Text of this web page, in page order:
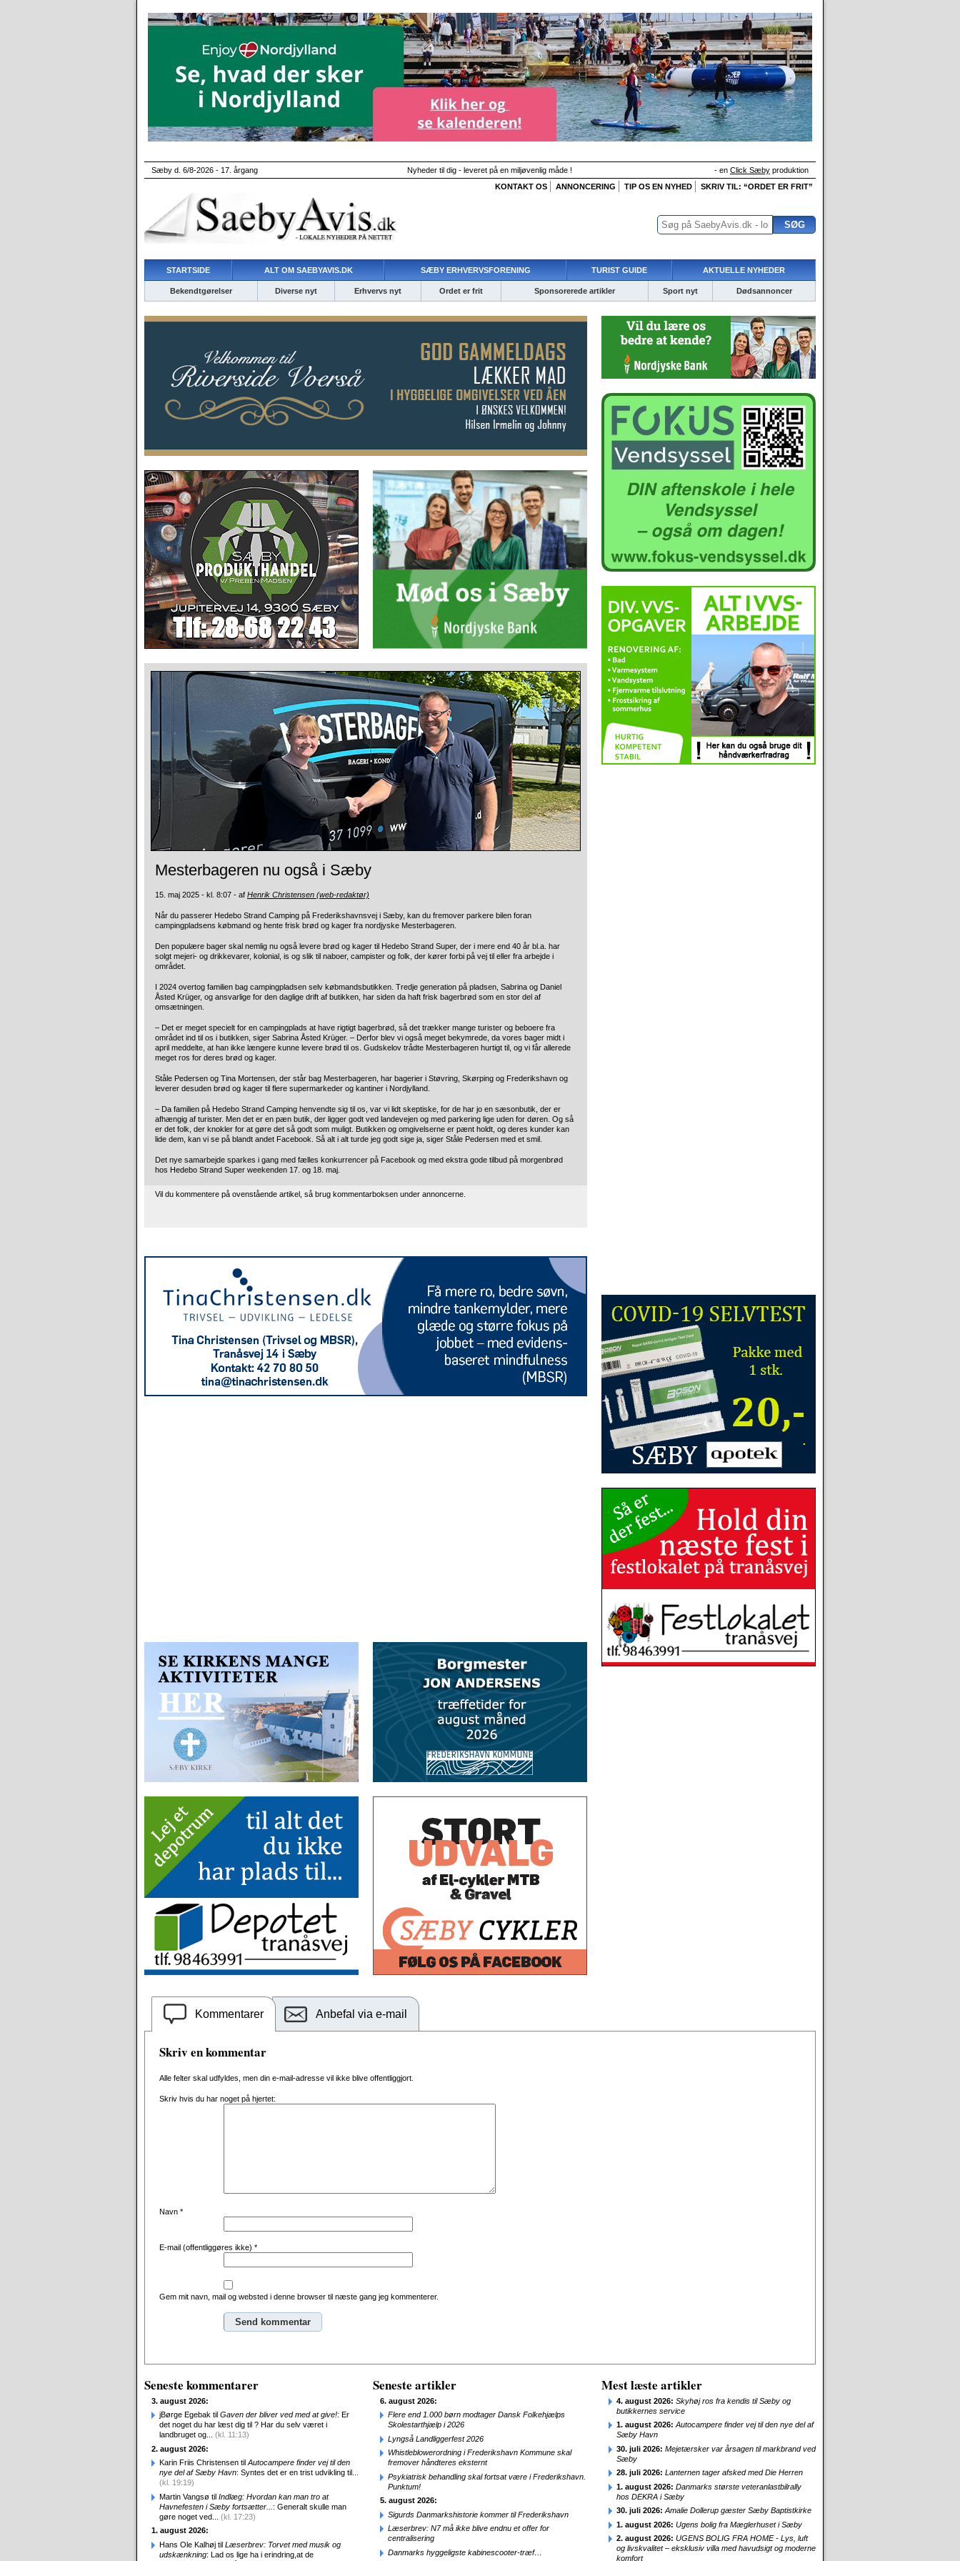
Sæby d. 6/8-2026 - 17. årgang Nyheder til dig - leveret på en miljøvenlig måde ! - en Click Sæby produktion
KONTAKT OS
ANNONCERING TIP OS EN NYHED SKRIV TIL: “ORDET ER FRIT”
STARTSIDE ALT OM SAEBYAVIS.DK SÆBY ERHVERVSFORENING TURIST GUIDE AKTUELLE NYHEDER
Bekendtgørelser Diverse nyt Erhvervs nyt Ordet er frit Sponsorerede artikler Sport nyt Dødsannoncer
Mesterbageren nu også i Sæby
15. maj 2025 - kl. 8:07 - af Henrik Christensen (web-redaktør)
Når du passerer Hedebo Strand Camping på Frederikshavnsvej i Sæby, kan du fremover parkere bilen foran
campingpladsens købmand og hente frisk brød og kager fra nordjyske Mesterbageren.
Den populære bager skal nemlig nu også levere brød og kager til Hedebo Strand Super, der i mere end 40 år bl.a. har
solgt mejeri- og drikkevarer, kolonial, is og slik til naboer, campister og folk, der kører forbi på vej til eller fra arbejde i
området.
I 2024 overtog familien bag campingpladsen selv købmandsbutikken. Tredje generation på pladsen, Sabrina og Daniel
Åsted Krüger, og ansvarlige for den daglige drift af butikken, har siden da haft frisk bagerbrød som en stor del af
omsætningen.
– Det er meget specielt for en campingplads at have rigtigt bagerbrød, så det trækker mange turister og beboere fra
området ind til os i butikken, siger Sabrina Åsted Krüger. – Derfor blev vi også meget bekymrede, da vores bager midt i
april meddelte, at han ikke længere kunne levere brød til os. Gudskelov trådte Mesterbageren hurtigt til, og vi får allerede
meget ros for deres brød og kager.
Ståle Pedersen og Tina Mortensen, der står bag Mesterbageren, har bagerier i Støvring, Skørping og Frederikshavn og
leverer desuden brød og kager til flere supermarkeder og kantiner i Nordjylland.
– Da familien på Hedebo Strand Camping henvendte sig til os, var vi lidt skeptiske, for de har jo en sæsonbutik, der er
afhængig af turister. Men det er en pæn butik, der ligger godt ved landevejen og med parkering lige uden for døren. Og så
er det folk, der knokler for at gøre det så godt som muligt. Butikken og omgivelserne er pænt holdt, og deres kunder kan
lide dem, kan vi se på blandt andet Facebook. Så alt i alt turde jeg godt sige ja, siger Ståle Pedersen med et smil.
Det nye samarbejde sparkes i gang med fælles konkurrencer på Facebook og med ekstra gode tilbud på morgenbrød
hos Hedebo Strand Super weekenden 17. og 18. maj.
Vil du kommentere på ovenstående artikel, så brug kommentarboksen under annoncerne.
Kommentarer Anbefal via e-mail
Skriv en kommentar
Alle felter skal udfyldes, men din e-mail-adresse vil ikke blive offentliggjort.
Skriv hvis du har noget på hjertet:
Navn *
E-mail (offentliggøres ikke) *
Gem mit navn, mail og websted i denne browser til næste gang jeg kommenterer.
Seneste kommentarer
3. august 2026:
jBørge Egebak til Gaven der bliver ved med at give!: Er
det noget du har læst dig til ? Har du selv været i
landbruget og... (kl. 11:13)
2. august 2026:
Karin Friis Christensen til Autocampere finder vej til den
nye del af Sæby Havn: Syntes det er en trist udvikling til...
(kl. 19:19)
Martin Vangsø til Indlæg: Hvordan kan man tro at
Havnefesten i Sæby fortsætter... : Generalt skulle man
gøre noget ved... (kl. 17:23)
1. august 2026:
Hans Ole Kalhøj til Læserbrev: Torvet med musik og
udskænkning: Lad os lige ha i erindring,at de
Seneste artikler
6. august 2026:
Flere end 1.000 børn modtager Dansk Folkehjælps
Skolestarthjælp i 2026
Lyngså Landliggerfest 2026
Whistleblowerordning i Frederikshavn Kommune skal
fremover håndteres eksternt
Psykiatrisk behandling skal fortsat være i Frederikshavn.
Punktum!
5. august 2026:
Sigurds Danmarkshistorie kommer til Frederikshavn
Læserbrev: N7 må ikke blive endnu et offer for
centralisering
Danmarks hyggeligste kabinescooter-træf…
Mest læste artikler
4. august 2026: Skyhøj ros fra kendis til Sæby og
butikkernes service
1. august 2026: Autocampere finder vej til den nye del af
Sæby Havn
30. juli 2026: Mejetærsker var årsagen til markbrand ved
Sæby
28. juli 2026: Lanternen tager afsked med Die Herren
1. august 2026: Danmarks største veteranlastbilrally
hos DEKRA i Sæby
30. juli 2026: Amalie Dollerup gæster Sæby Baptistkirke
1. august 2026: Ugens bolig fra Mæglerhuset i Sæby
2. august 2026: UGENS BOLIG FRA HOME - Lys, luft
og livskvalitet – eksklusiv villa med havudsigt og moderne
komfort